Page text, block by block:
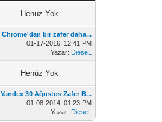
Henüz Yok
Chrome'dan bir zafer daha...
01-17-2016, 12:41 PM
Yazar: DieseL
Henüz Yok
Yandex 30 Ağustos Zafer B...
01-08-2014, 01:23 PM
Yazar: DieseL